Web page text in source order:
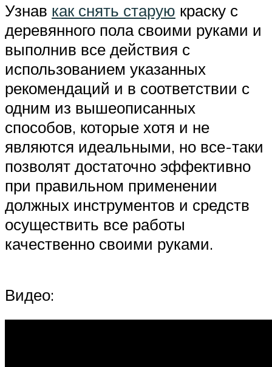
Узнав как снять старую краску с
деревянного пола своими руками и
выполнив все действия с
использованием указанных
рекомендаций и в соответствии с
одним из вышеописанных
способов, которые хотя и не
являются идеальными, но все-таки
позволят достаточно эффективно
при правильном применении
должных инструментов и средств
осуществить все работы
качественно своими руками.
Видео: